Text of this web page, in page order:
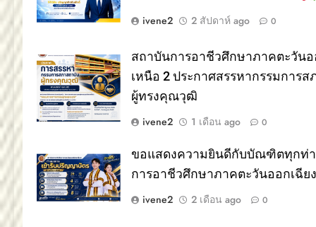
ivene2
2 สัปดาห์ ago 0
สถาบันการอาชีวศึกษาภาคตะวันอ
เหนือ 2 ประกาศสรรหากรรมการ
ผู้ทรงคุณวุฒิ
ivene2
1 เดือน ago 0
ขอแสดงความยินดีกับบัณฑิตทุกท่
การอาชีวศึกษาภาคตะวันออกเฉีย
ivene2
2 เดือน ago 0